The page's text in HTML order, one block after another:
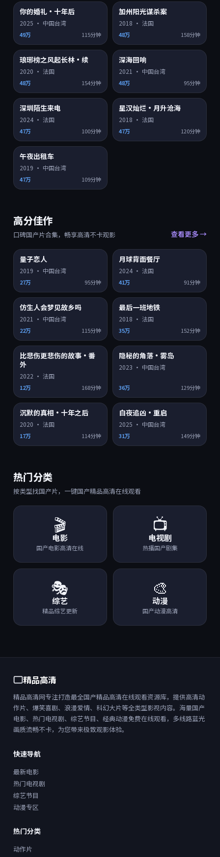
8.8
你的婚礼·十年后
2025 · 中国台湾
49万 115分钟
7.4
加州阳光谋杀案
2018 · 法国
48万 158分钟
6.8
琅琊榜之风起长林·续
2020 · 法国
48万 154分钟
8.1
深海回响
2021 · 中国台湾
48万 95分钟
8.4
深圳陌生来电
2024· 法国
47万 100分钟
7.8
星汉灿烂·月升沧海
2018 · 法国
47万 120分钟
8.6
午夜出租车
2019 · 中国台湾
47万 109分钟
高分佳作
口碑国产片合集，畅享高清不卡观影 查看更多 →
9.4
量子恋人
2019 · 中国台湾
27万 95分钟
月球背面餐厅
2024· 法国
41万 91分钟
9.4
仿生人会梦见故乡吗
2021 · 中国台湾
22万 115分钟
9.4
最后一班地铁
2018 · 法国
35万 152分钟
9.3
HD
比悲伤更悲伤的故事·番
外
2022 · 法国
12万 168分钟
9.2
隐秘的角落·雾岛
2023 · 中国台湾
36万 129分钟
9.2
沉默的真相·十年之后
2020 · 法国
17万 114分钟
9.2
白夜追凶·重启
2025 · 中国台湾
31万 149分钟
热门分类
按类型找国产片，一键国产精品高清在线观看
🎬
电影
国产电影高清在线
📺
电视剧
热播国产剧集
🎭
综艺
精品综艺更新
🎨
动漫
国产动漫高清
精品高清
精品高清网专注打造最全国产精品高清在线观看资源库，提供高清动
作片、爆笑喜剧、浪漫爱情、科幻大片等全类型影视内容。海量国产
电影、热门电视剧、综艺节目、经典动漫免费在线观看，多线路蓝光
画质流畅不卡，为您带来极致观影体验。
快速导航
最新电影
热门电视剧
综艺节目
动漫专区
热门分类
动作片